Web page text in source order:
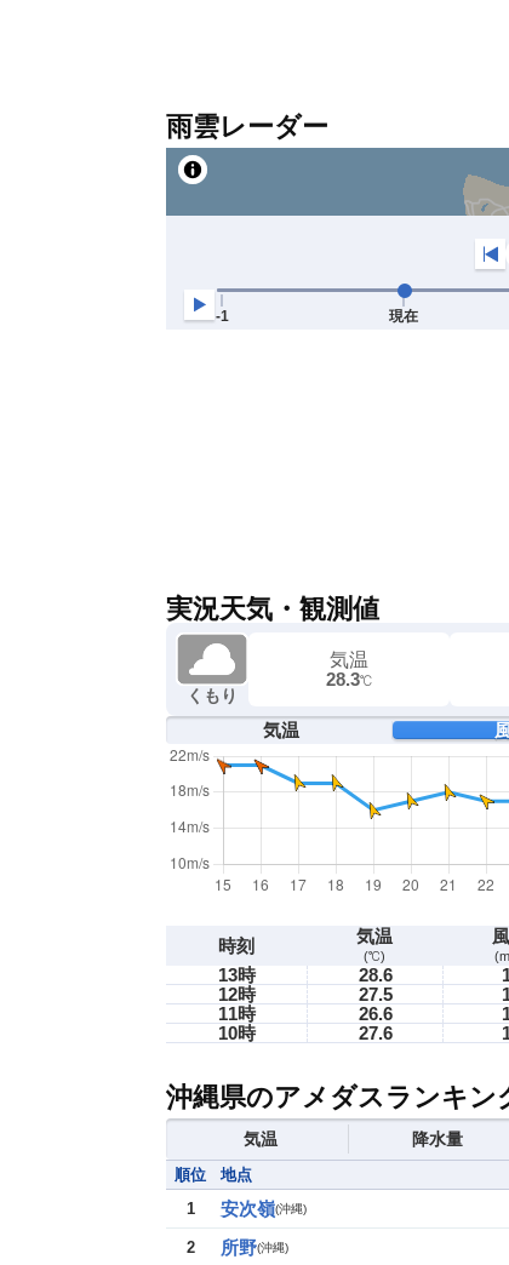
雨雲レーダー
実況天気・観測値
くもり
気温
28.3℃
気温
時刻 気温
(℃)
13時 28.6
12時
27.5
11時
26.6
10時
27.6
沖縄県のアメダスランキン
気温 降水量
順位 地点
1
安次嶺(沖縄)
2 所野(沖縄)